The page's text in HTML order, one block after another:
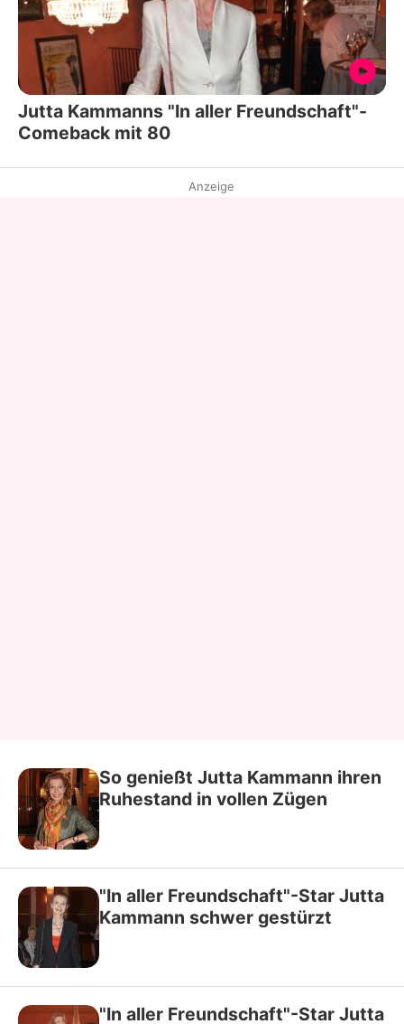
Jutta Kammanns "In aller Freundschaft"-
Comeback mit 80
Anzeige
So genießt Jutta Kammann ihren
Ruhestand in vollen Zügen
"In aller Freundschaft"-Star Jutta
Kammann schwer gestürzt
"In aller Freundschaft"-Star Jutta